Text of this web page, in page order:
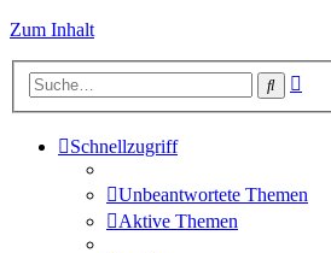
Zum Inhalt
Suche
Schnellzugriff
Unbeantwortete Themen
Aktive Themen